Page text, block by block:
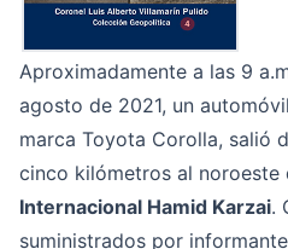
Aproximadamente a las 9
agosto de 2021, un
marca Toyota Corolla, salió
cinco kilómetros al noroeste
Internacional Hamid Karzai.
suministrados por